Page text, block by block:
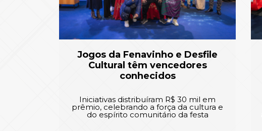
Jogos da Fenavinho e Desfile
Cultural têm vencedores
conhecidos
Iniciativas distribuíram R$ 30 mil em
prêmio, celebrando a força da cultura e
do espírito comunitário da festa